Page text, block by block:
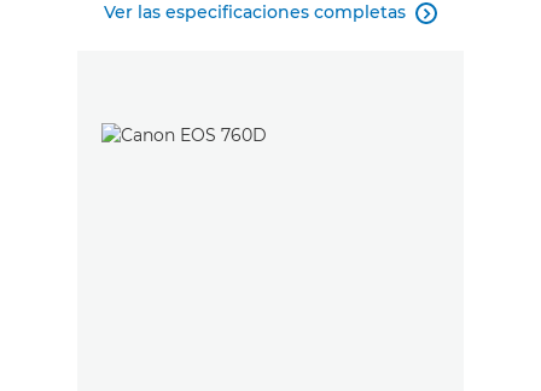
Ver las especificaciones completas 